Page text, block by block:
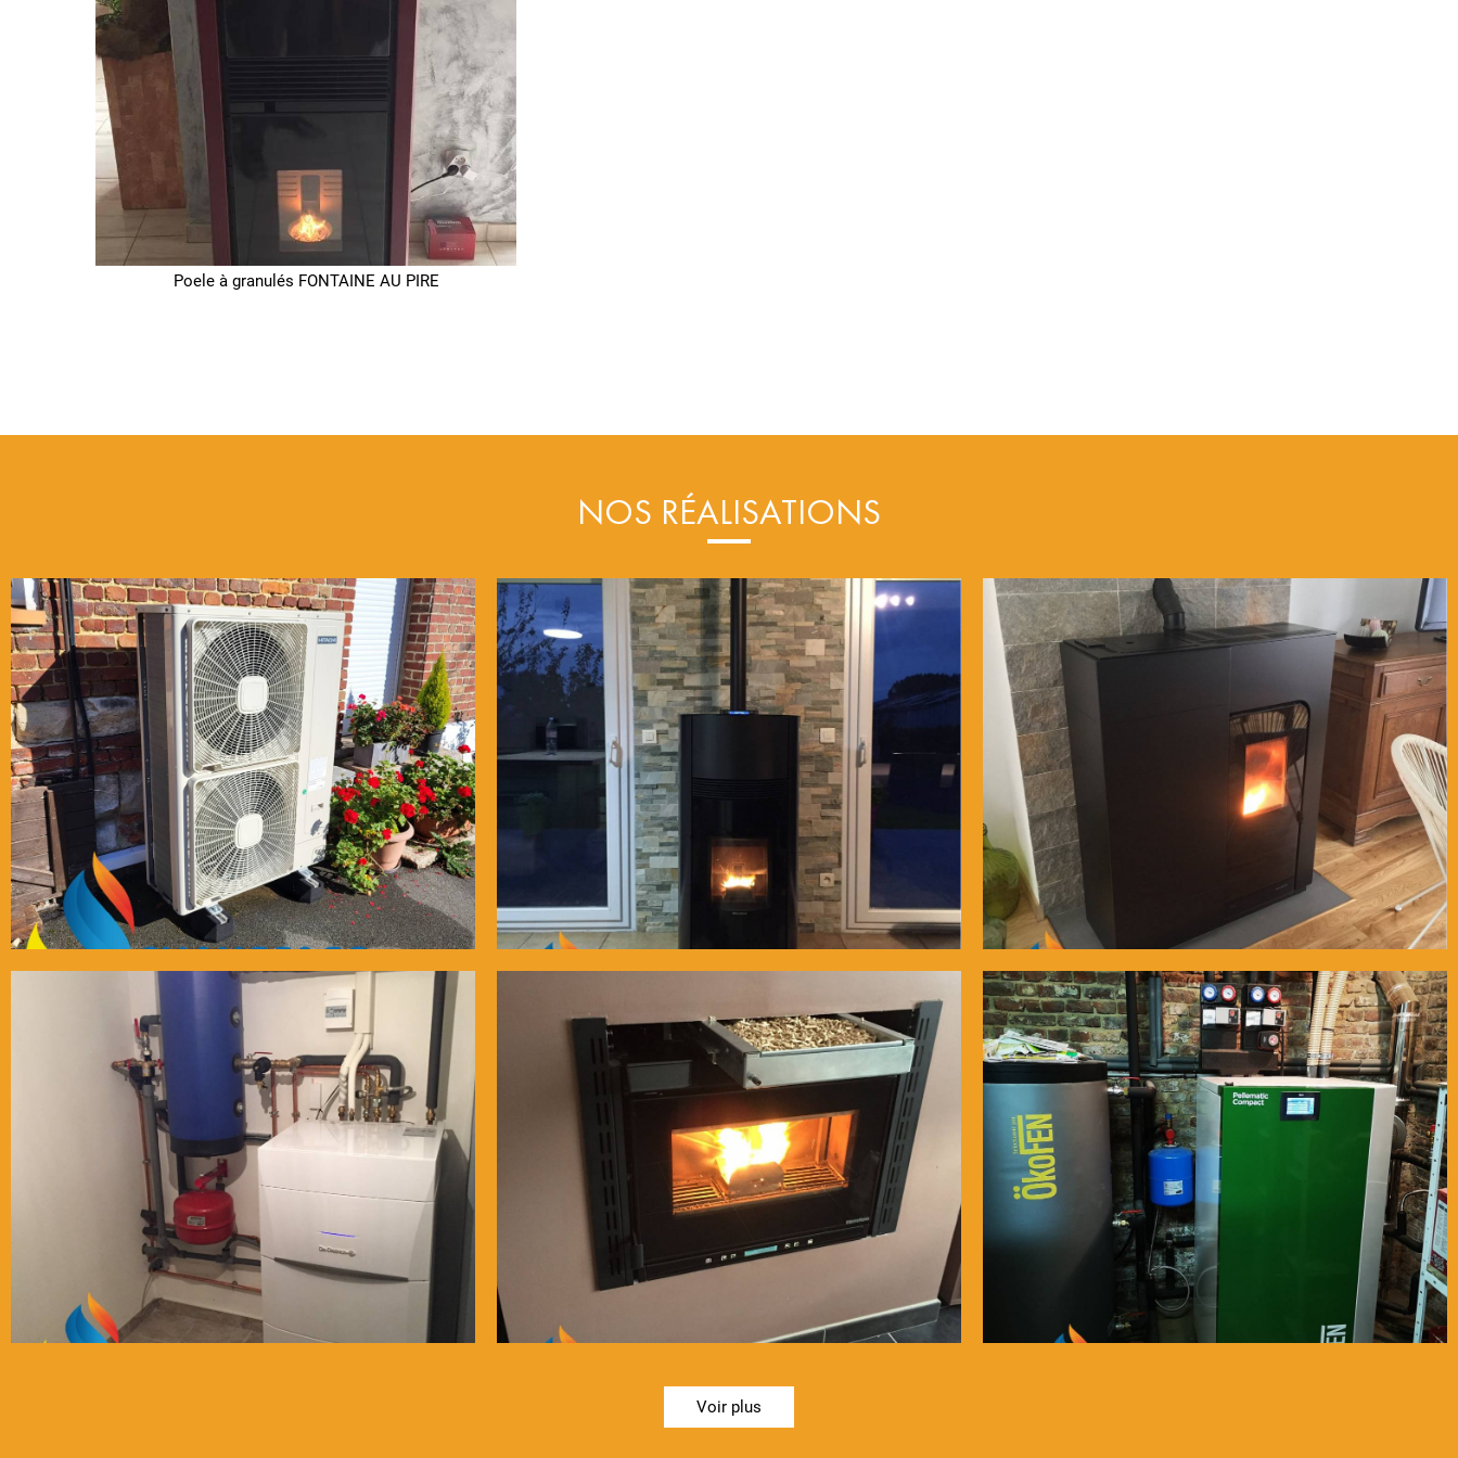
Poele à granulés FONTAINE AU PIRE
NOS RÉALISATIONS
Voir plus